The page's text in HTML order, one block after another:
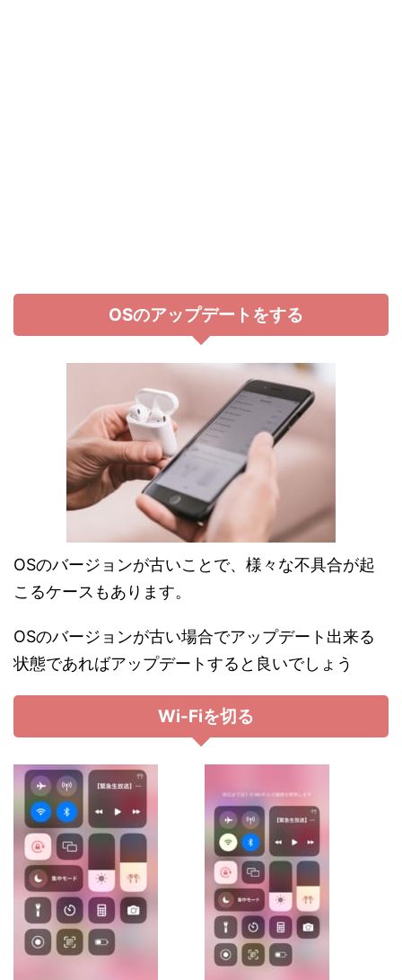
OSのアップデートをする
OSのバージョンが古いことで、様々な不具合が起
こるケースもあります。
OSのバージョンが古い場合でアップデート出来る
状態であればアップデートすると良いでしょう
Wi-Fiを切る